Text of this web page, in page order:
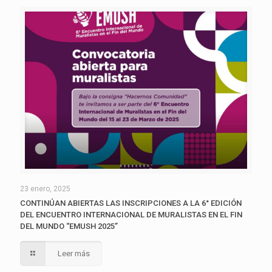
23 enero, 2025
CONTINÚAN ABIERTAS LAS INSCRIPCIONES A LA 6° EDICIÓN
DEL ENCUENTRO INTERNACIONAL DE MURALISTAS EN EL FIN
DEL MUNDO “EMUSH 2025”
Leer más